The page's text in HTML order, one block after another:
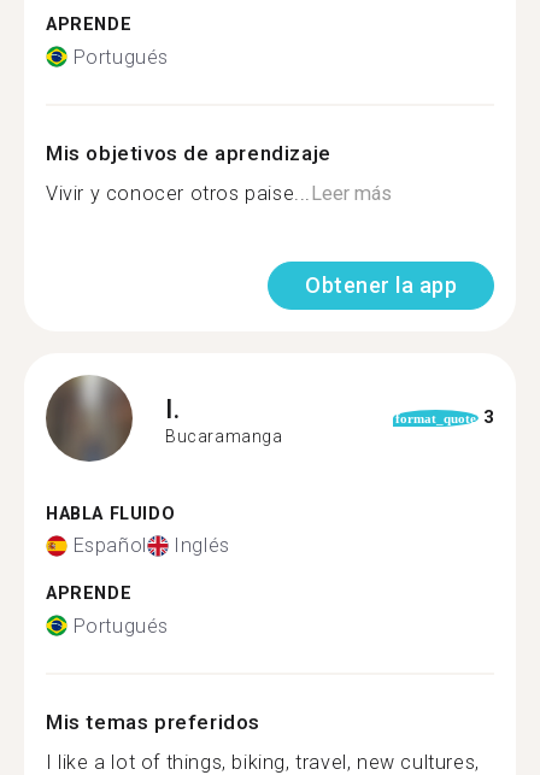
APRENDE
Portugués
Mis objetivos de aprendizaje
Vivir y conocer otros paise... Leer más
Obtener la app
I.
Bucaramanga
format_quote 3
HABLA FLUIDO
Español Inglés
APRENDE
Portugués
Mis temas preferidos
I like a lot of things, biking, travel, new cultures,